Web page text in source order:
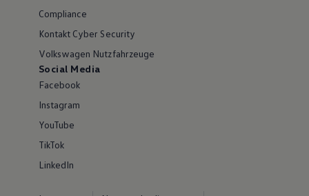
Compliance
Kontakt Cyber Security
Volkswagen Nutzfahrzeuge
Social Media
Facebook
Instagram
YouTube
TikTok
LinkedIn